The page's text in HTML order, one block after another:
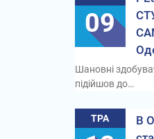
09
Шановні
підійшов до…
ТРА
В